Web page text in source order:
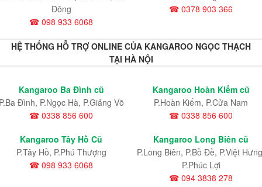
Đông
☎ 098 933 6068
☎ 0378 903 366
HỆ THỐNG HỖ TRỢ ONLINE CỦA KANGAROO NGỌC THẠCH
TẠI HÀ NỘI
Kangaroo Ba Đình cũ
Đình, P.Ngọc Hà, P.Giảng Võ
☎ 0338 856 600
Kangaroo Hoàn Kiếm cũ
P.Hoàn Kiếm, P.Cửa Nam
☎ 0338 856 600
Kangaroo Tây Hồ Cũ
P.Tây Hồ, P.Phú Thượng
☎ 098 933 6068
Kangaroo Long Biên cũ
P.Long Biên, P.Bồ Đề, P.Việt
P.Phúc Lợi
☎ 094 3838 278